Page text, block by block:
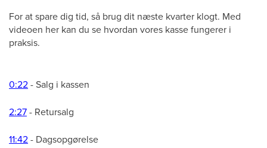
For at spare dig tid, så brug dit næste kvarter klogt. Med
videoen her kan du se hvordan vores kasse fungerer i
praksis.
0:22- Salg i kassen
2:27- Retursalg
11:42- Dagsopgørelse